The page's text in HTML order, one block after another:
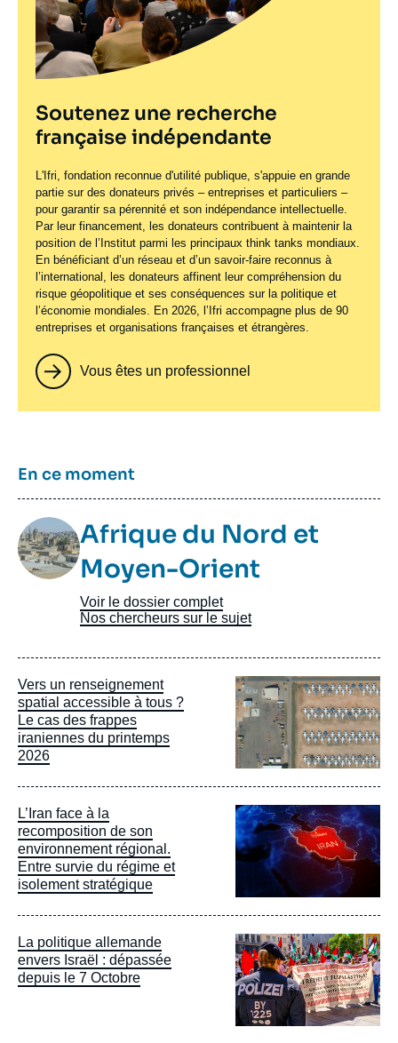
Soutenez une recherche
française indépendante
L'Ifri, fondation reconnue d'utilité publique, s'appuie en grande
partie sur des donateurs privés – entreprises et particuliers –
pour garantir sa pérennité et son indépendance intellectuelle.
Par leur financement, les donateurs contribuent à maintenir la
position de l’Institut parmi les principaux think tanks mondiaux.
En bénéficiant d’un réseau et d’un savoir-faire reconnus à
l’international, les donateurs affinent leur compréhension du
risque géopolitique et ses conséquences sur la politique et
l’économie mondiales. En 2026, l’Ifri accompagne plus de 90
entreprises et organisations françaises et étrangères.
Vous êtes un professionnel
Titre
En ce moment
Image
TaxonomieAfrique du Nord et
Moyen-Orient
Voir le dossier complet
Nos chercheurs sur le sujet
Vers un renseignement
spatial accessible à tous ?
Le cas des frappes
iraniennes du printemps
2026
Image
principale
L’Iran face à la
recomposition de son
environnement régional.
Entre survie du régime et
isolement stratégique
Image
principale
La politique allemande
envers Israël : dépassée
depuis le 7 Octobre
Image
principale